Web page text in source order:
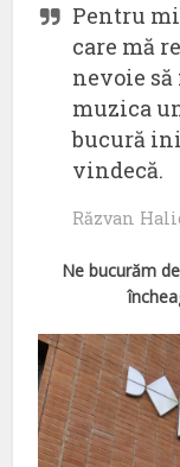
Pentru
care mă
nevoie să
muzica
bucură
vindecă.
Răzvan
Ne bucurăm